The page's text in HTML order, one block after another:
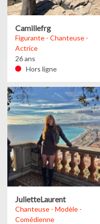
Camillefrg
Figurante - Chanteuse -
Actrice
26 ans
Hors ligne
JulietteLaurent
Chanteuse - Modèle -
Comédienne